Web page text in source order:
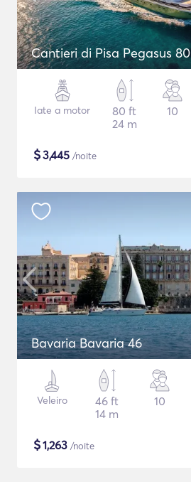
Cantieri di Pisa Pegasus 80
Iate a motor
80 ft
24 m
10
$3,445 /noite
Bavaria Bavaria 46
Veleiro
46 ft
14 m
10
$1,263 /noite